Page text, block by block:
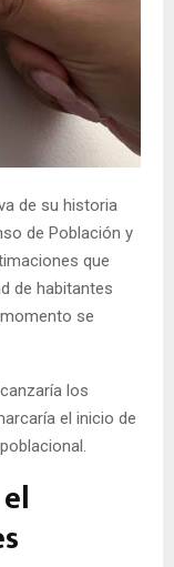
de su historia
de Población y
que
de habitantes
se
los
el inicio de